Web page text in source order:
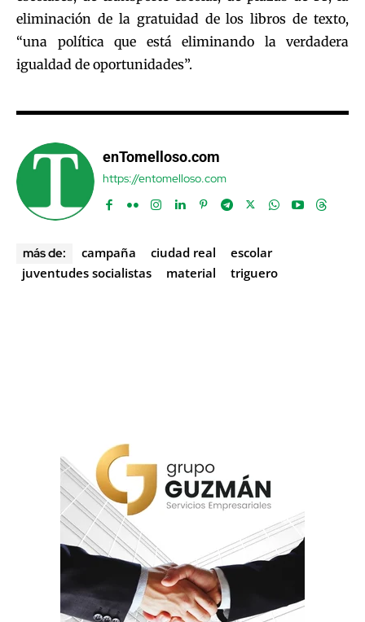
eliminación de la gratuidad de los libros de texto,
“una política que está eliminando la verdadera
igualdad de oportunidades”.
enTomelloso.com
https://entomelloso.com
más de: campaña ciudad real
escolar
juventudes socialistas
material triguero